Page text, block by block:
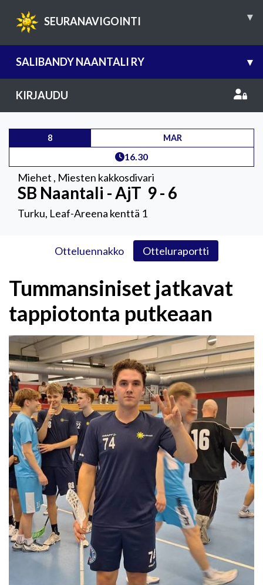
SEURANAVIGOINTI ▾
SALIBANDY NAANTALI RY ▾
KIRJAUDU
8 MAR
16.30
Miehet , Miesten kakkosdivari
SB Naantali - AjT 9 - 6
Turku, Leaf-Areena kenttä 1
Otteluennakko Otteluraportti
Tummansiniset jatkavat
tappiotonta putkeaan